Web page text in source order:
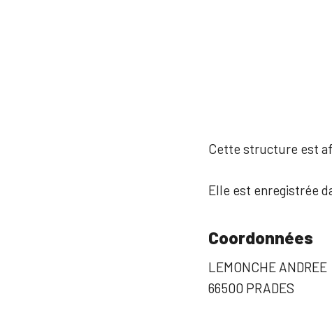
Cette structure est
Elle est enregistrée
Coordonnées
LEMONCHE ANDREE
66500 PRADES